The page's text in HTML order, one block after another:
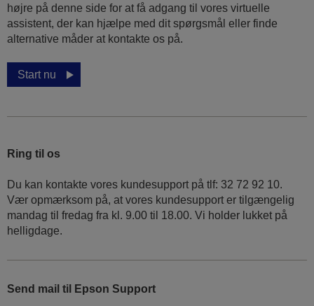
højre på denne side for at få adgang til vores virtuelle
assistent, der kan hjælpe med dit spørgsmål eller finde
alternative måder at kontakte os på.
Start nu
Ring til os
Du kan kontakte vores kundesupport på tlf: 32 72 92 10.
Vær opmærksom på, at vores kundesupport er tilgængelig
mandag til fredag ​​fra kl. 9.00 til 18.00. Vi holder lukket på
helligdage.
Send mail til Epson Support